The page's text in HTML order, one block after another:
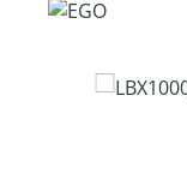
Bildergalerie